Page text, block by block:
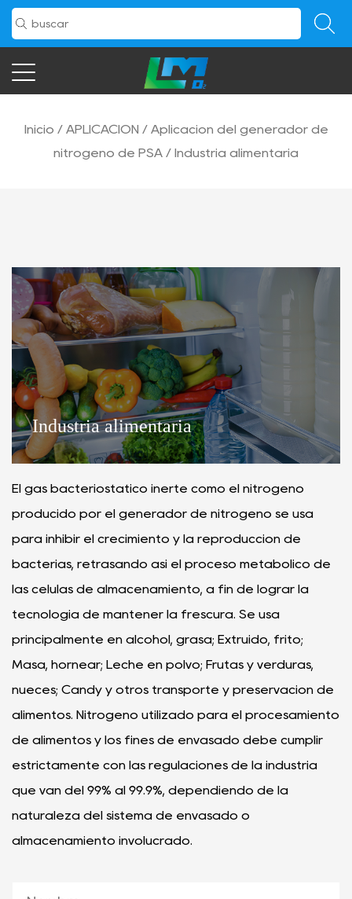
Inicio / APLICACIÓN / Aplicación del generador de
nitrógeno de PSA / Industria alimentaria
Industria alimentaria
El gas bacteriostático inerte como el nitrógeno
producido por el generador de nitrógeno se usa
para inhibir el crecimiento y la reproducción de
bacterias, retrasando así el proceso metabólico de
las células de almacenamiento, a fin de lograr la
tecnología de mantener la frescura. Se usa
principalmente en alcohol, grasa; Extruido, frito;
Masa, hornear; Leche en polvo; Frutas y verduras,
nueces; Candy y otros transporte y preservación de
alimentos. Nitrógeno utilizado para el procesamiento
de alimentos y los fines de envasado debe cumplir
estrictamente con las regulaciones de la industria
que van del 99% al 99.9%, dependiendo de la
naturaleza del sistema de envasado o
almacenamiento involucrado.